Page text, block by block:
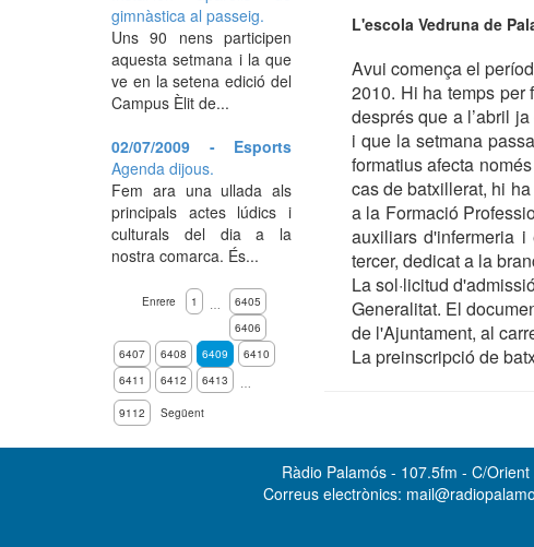
L'escola Vedruna de
Avui comença el
2010. Hi ha temps per
després que a l’abril
i que la setmana
formatius afecta
cas de batxillerat, hi
a la Formació
auxiliars d'infermeria
tercer, dedicat a la
La sol·licitud
Generalitat. El
de l'Ajuntament, al
La preinscripció de
gimnàstica al passeig.
Uns 90 nens participen
aquesta setmana i la que
ve en la setena edició del
Campus Èlit de...
02/07/2009 - Esports
Agenda dijous.
Fem ara una ullada als
principals actes lúdics i
culturals del dia a la
nostra comarca. És...
Enrere 1 …
6405
6406
6407
6408 6409
6410
6411
6412 6413
…
9112
Següent
Ràdio Palamós - 107.5fm - C/
Correus electrònics: